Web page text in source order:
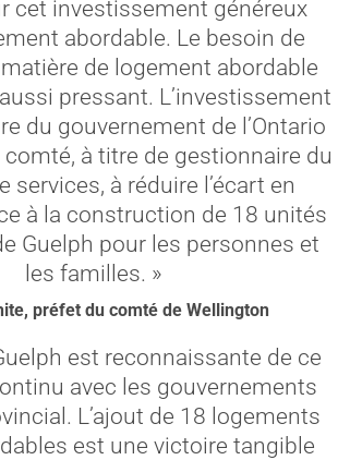
cet investissement généreux
abordable. Le besoin de
de logement abordable
pressant. L’investissement
du gouvernement de l’Ontario
à titre de gestionnaire du
services, à réduire l’écart en
à la construction de 18 unités
Guelph pour les personnes et
les familles. »
préfet du comté de Wellington
est reconnaissante de ce
avec les gouvernements
L’ajout de 18 logements
est une victoire tangible